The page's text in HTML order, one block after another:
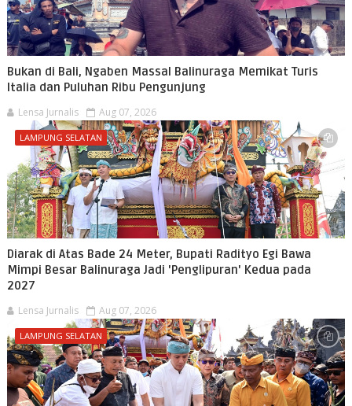
Bukan di Bali, Ngaben Massal Balinuraga Memikat Turis
Italia dan Puluhan Ribu Pengunjung
Lensa Jurnalis Aug 07, 2026
LAMPUNG SELATAN
Diarak di Atas Bade 24 Meter, Bupati Radityo Egi Bawa
Mimpi Besar Balinuraga Jadi 'Penglipuran' Kedua pada
2027
Lensa Jurnalis Aug 07, 2026
LAMPUNG SELATAN